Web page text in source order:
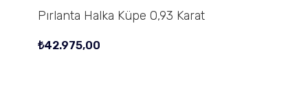
Pırlanta Halka Küpe 0,93 Karat
₺42.975,00